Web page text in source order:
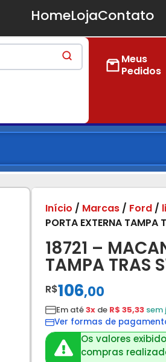
HomeLojaContato
Meus
Pedidos
18721 –
TAMPA TRAS
Início / Marcas / Ford /
PORTA EXTERNA TAMPA
R$106,00
Em até3x de R$ 35,33 sem
Ver formas de
Os valores
compras